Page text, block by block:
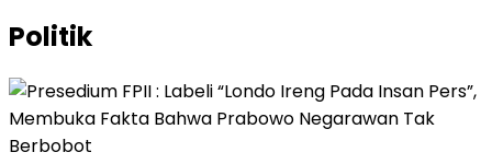
Politik